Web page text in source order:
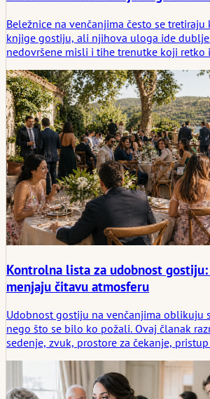
Beležnice na venčanjima često se
knjige gostiju, ali njihova uloga ide
nedovršene misli i tihe trenutke koji retko
povezuju vidljivi ritual venčanja sa
Kontrolna lista za udobnost
menjaju čitavu atmosferu
Udobnost gostiju na venčanjima oblikuju
nego što se bilo ko požali. Ovaj članak
sedenje, zvuk, prostore za čekanje,